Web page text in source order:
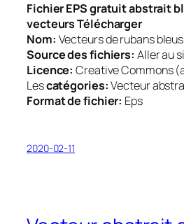
Fichier EPS gratuit abstrait
vecteurs Télécharger
Nom: Vecteurs de rubans
Source des fichiers: Aller au
Licence: Creative Commons
Lescatégories:Vecteur
Format de fichier: Eps
2020-02-11